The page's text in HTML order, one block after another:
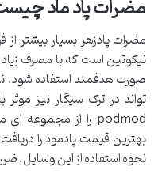
مضرات پاد ماد
مضرات پادزهر بسیار بیشتر
نیکوتین است که با مصرف
صورت هدفمند استفاده شود،
بهترین قیمت پادمود را
نحوه استفاده از این وسایل،